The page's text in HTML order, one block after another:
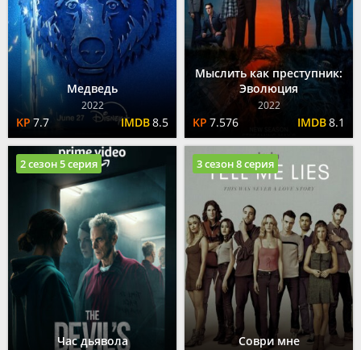
Медведь
2022
7.7 8.5
Мыслить как преступник:
Эволюция
2022
7.576 8.1
Час дьявола
2 сезон 5 серия
Соври мне
3 сезон 8 серия